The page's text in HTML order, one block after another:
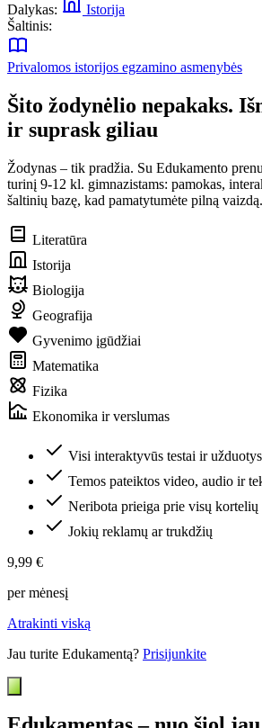
Dalykas:
Istorija
Šaltinis:
Privalomos istorijos egzamino asmenybės
Šito žodynėlio nepakaks.
ir suprask giliau
Žodynas – tik pradžia. Su Edukamento
turinį 9-12 kl. gimnazistams: pamokas,
šaltinių bazę, kad pamatytumėte pilną vaizdą.
Literatūra
Istorija
Biologija
Geografija
Gyvenimo įgūdžiai
Matematika
Fizika
Ekonomika ir verslumas
Visi interaktyvūs testai ir užduotys
Temos pateiktos video, audio ir
Neribota prieiga prie visų kortelių
Jokių reklamų ar trukdžių
9,99 €
per mėnesį
Atrakinti viską
Jau turite Edukamentą? Prisijunkite